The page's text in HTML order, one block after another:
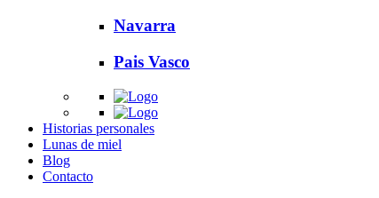
Navarra
Pais Vasco
Historias personales
Lunas de miel
Blog
Contacto